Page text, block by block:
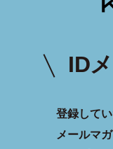
ID
登録して
メールマ